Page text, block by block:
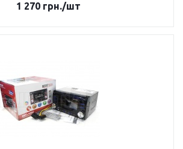
1 270 грн./шт